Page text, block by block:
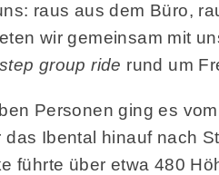
raus aus dem Büro,
wir gemeinsam mit
step group ride rund um
Personen ging es
Ibental hinauf nach
führte über etwa 480